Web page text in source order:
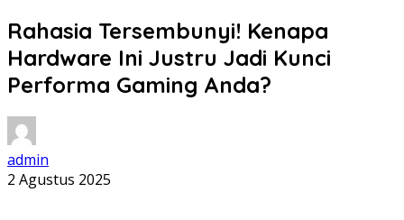
Rahasia Tersembunyi! Kenapa
Hardware Ini Justru Jadi Kunci
Performa Gaming Anda?
admin
2 Agustus 2025